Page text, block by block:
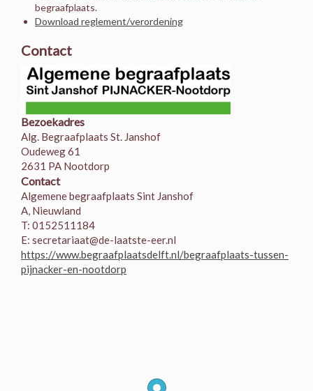
begraafplaats.
Download reglement/verordening
Contact
Bezoekadres
Alg. Begraafplaats St. Janshof
Oudeweg 61
2631 PA Nootdorp
Contact
Algemene begraafplaats Sint Janshof
A, Nieuwland
T: 0152511184
E: secretariaat@de-laatste-eer.nl
https://www.begraafplaatsdelft.nl/begraafplaats-tussen-
pijnacker-en-nootdorp